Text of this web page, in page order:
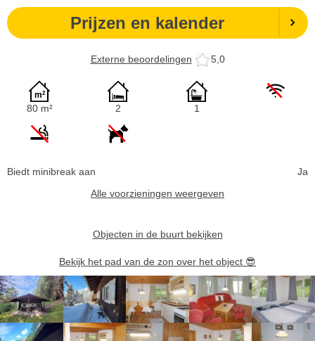
Prijzen en kalender
Externe beoordelingen 5,0
80 m² 2 1
Biedt minibreak aan
Ja
Alle voorzieningen weergeven
Objecten in de buurt bekijken
Bekijk het pad van de zon over het object 😎